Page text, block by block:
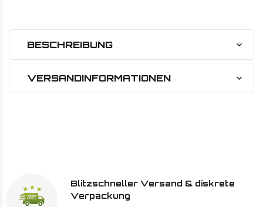
BESCHREIBUNG
VERSANDINFORMATIONEN
Blitzschneller Versand & diskrete
Verpackung